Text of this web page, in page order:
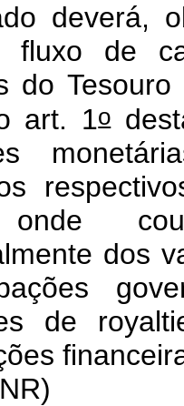
deverá,
fluxo de
do
art. 1o
onde
dos
de